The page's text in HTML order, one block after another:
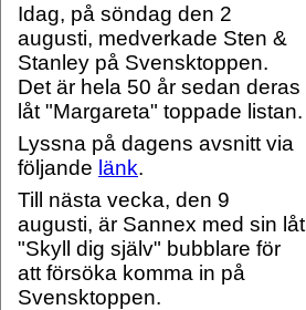
Idag, på söndag den 2
augusti, medverkade Sten &
Stanley på Svensktoppen.
Det är hela 50 år sedan deras
låt "Margareta" toppade listan.
Lyssna på dagens avsnitt via
följande länk.
Till nästa vecka, den 9
augusti, är Sannex med sin låt
"Skyll dig själv" bubblare för
att försöka komma in på
Svensktoppen.